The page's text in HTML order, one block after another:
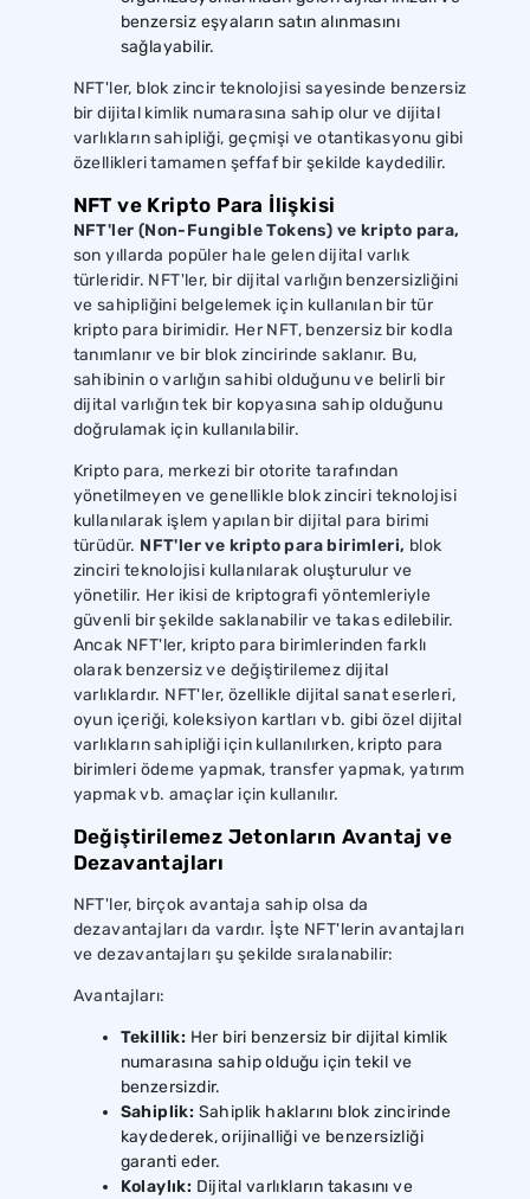
benzersiz eşyaların satın alınmasını
sağlayabilir.
NFT'ler, blok zincir teknolojisi sayesinde benzersiz
bir dijital kimlik numarasına sahip olur ve dijital
varlıkların sahipliği, geçmişi ve otantikasyonu gibi
özellikleri tamamen şeffaf bir şekilde kaydedilir.
NFT ve Kripto Para İlişkisi
NFT'ler (Non-Fungible Tokens) ve kripto para,
son yıllarda popüler hale gelen dijital varlık
türleridir. NFT'ler, bir dijital varlığın benzersizliğini
ve sahipliğini belgelemek için kullanılan bir tür
kripto para birimidir. Her NFT, benzersiz bir kodla
tanımlanır ve bir blok zincirinde saklanır. Bu,
sahibinin o varlığın sahibi olduğunu ve belirli bir
dijital varlığın tek bir kopyasına sahip olduğunu
doğrulamak için kullanılabilir.
Kripto para, merkezi bir otorite tarafından
yönetilmeyen ve genellikle blok zinciri teknolojisi
kullanılarak işlem yapılan bir dijital para birimi
türüdür. NFT'ler ve kripto para birimleri, blok
zinciri teknolojisi kullanılarak oluşturulur ve
yönetilir. Her ikisi de kriptografi yöntemleriyle
güvenli bir şekilde saklanabilir ve takas edilebilir.
Ancak NFT'ler, kripto para birimlerinden farklı
olarak benzersiz ve değiştirilemez dijital
varlıklardır. NFT'ler, özellikle dijital sanat eserleri,
oyun içeriği, koleksiyon kartları vb. gibi özel dijital
varlıkların sahipliği için kullanılırken, kripto para
birimleri ödeme yapmak, transfer yapmak, yatırım
yapmak vb. amaçlar için kullanılır.
Değiştirilemez Jetonların Avantaj ve
Dezavantajları
NFT'ler, birçok avantaja sahip olsa da
dezavantajları da vardır. İşte NFT'lerin avantajları
ve dezavantajları şu şekilde sıralanabilir:
Avantajları:
Tekillik: Her biri benzersiz bir dijital kimlik
numarasına sahip olduğu için tekil ve
benzersizdir.
Sahiplik: Sahiplik haklarını blok zincirinde
kaydederek, orijinalliği ve benzersizliği
garanti eder.
Kolaylık: Dijital varlıkların takasını ve